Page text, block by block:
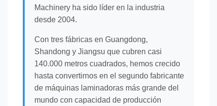
Machinery ha sido líder en la industria
desde 2004.
Con tres fábricas en Guangdong,
Shandong y Jiangsu que cubren casi
140.000 metros cuadrados, hemos crecido
hasta convertirnos en el segundo fabricante
de máquinas laminadoras más grande del
mundo con capacidad de producción